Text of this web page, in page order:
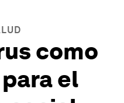
como
el